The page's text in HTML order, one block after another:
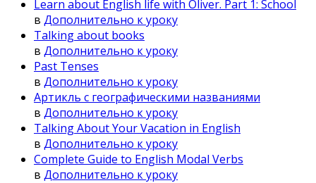
Learn about English life with Oliver. Part 1: School
в Дополнительно к уроку
Talking about books
в Дополнительно к уроку
Past Tenses
в Дополнительно к уроку
Артикль с географическими названиями
в Дополнительно к уроку
Talking About Your Vacation in English
в Дополнительно к уроку
Complete Guide to English Modal Verbs
в Дополнительно к уроку